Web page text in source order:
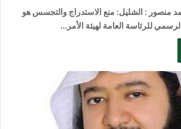
منصور : الشليل: منع الاستدراج والتجسس هو
للرئاسة العامة لهيئة الأمر…